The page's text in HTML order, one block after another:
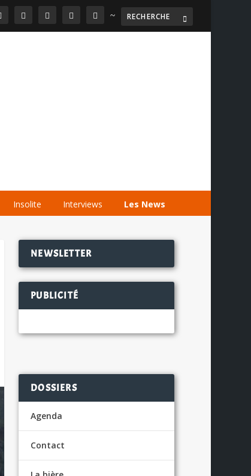
~
Insolite Interviews Les News
NEWSLETTER
PUBLICITÉ
DOSSIERS
Agenda
Contact